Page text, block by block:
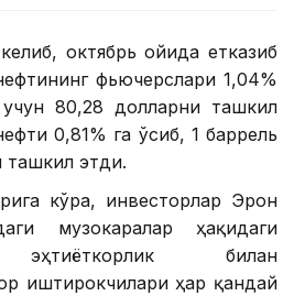
октябрь ойида етказиб
фьючерслари 1,04%
80,28 долларни ташкил
0,81% га ўсиб, 1 баррель
ташкил этди.
кўра, инвесторлар Эрон
музокаралар ҳақидаги
эҳтиёткорлик билан
иштирокчилари ҳар қандай